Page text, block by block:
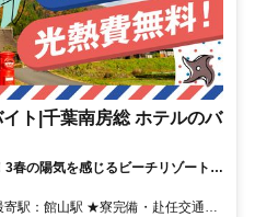
ト|千葉南房総 ホテルのバ
3春の陽気を感じるビーチリゾート勤
ン。個室寮完備×目の前は絶景ビー